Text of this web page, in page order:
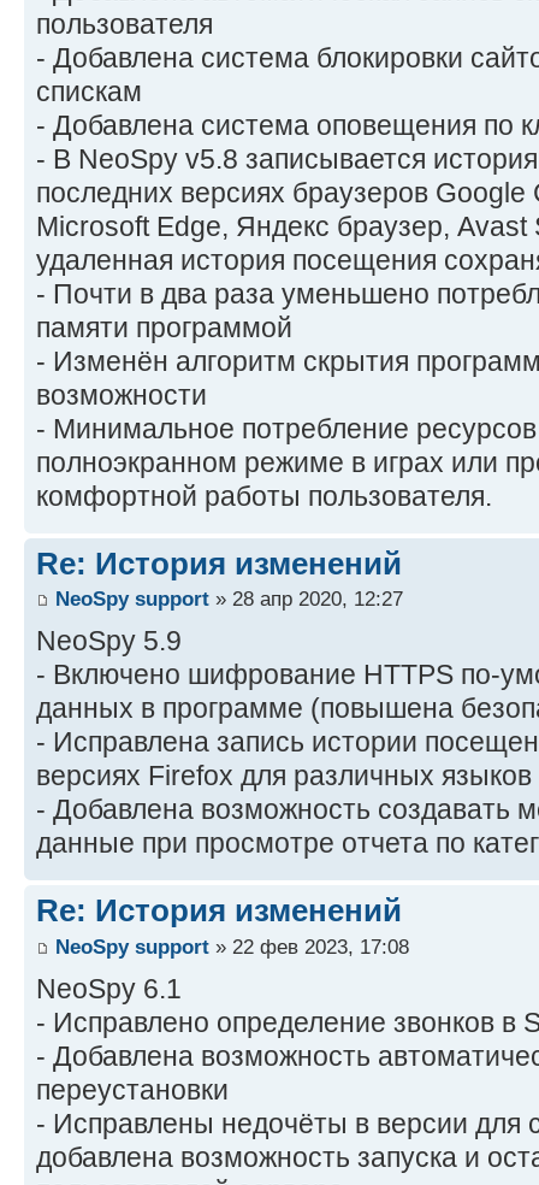
пользователя
- Добавлена система блокировки
спискам
- Добавлена система оповещения по
- В NeoSpy v5.8 записывается
последних версиях браузеров
Microsoft Edge, Яндекс браузер,
удаленная история посещения
- Почти в два раза уменьшено
памяти программой
- Изменён алгоритм скрытия
возможности
- Минимальное потребление
полноэкранном режиме в играх или
комфортной работы пользователя.
Re: История изменений
NeoSpy support » 28 апр 2020, 12:27
NeoSpy 5.9
- Включено шифрование HTTPS по-
данных в программе (повышена
- Исправлена запись истории
версиях Firefox для различных языков
- Добавлена возможность создавать
данные при просмотре отчета по
Re: История изменений
NeoSpy support » 22 фев 2023, 17:08
NeoSpy 6.1
- Исправлено определение звонков в
- Добавлена возможность
переустановки
- Исправлены недочёты в версии для
добавлена возможность запуска и